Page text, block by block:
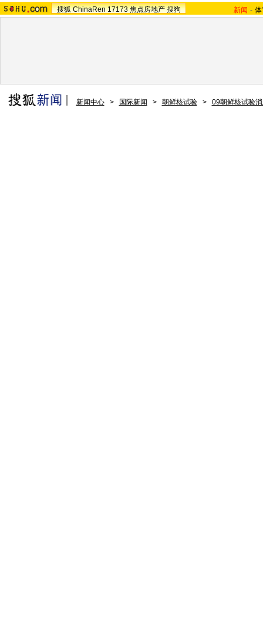
搜狐 ChinaRen 17173 焦点房地产 搜狗 新闻 -
新闻中心 > 国际新闻 > 朝鲜核试验 > 09朝鲜核试验